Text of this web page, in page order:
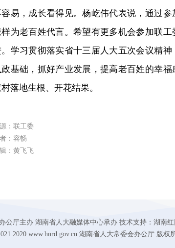
易，成长看得见。杨屹伟代表说，通过
为老百姓代言。希望有更多机会参加联
学习贯彻落实省十三届人大五次会议精
基础，抓好产业发展，提高老百姓的幸
落地生根、开花结果。
：联工委
：容畅
：黄飞飞
公厅主办 湖南省人大融媒体中心承办 技术支持：湖南红
2020 www.hnrd.gov.cn 湖南省人大常委会办公厅 版权